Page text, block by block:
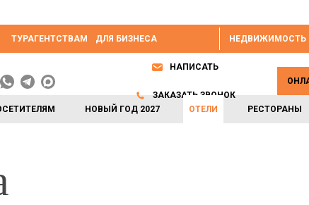
НЕДВИЖИМОСТЬ
ТУРАГЕНТСТВАМ ДЛЯ БИЗНЕСА
НОВЫЙ ГОД 2027 ОТЕЛИ РЕСТОРАНЫ
НАПИСАТЬ
ЗАКАЗАТЬ ЗВОНОК